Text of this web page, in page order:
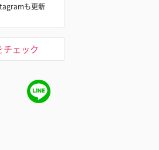
も更新
チェック